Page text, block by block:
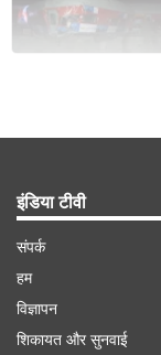
इंडिया टीवी
संपर्क
हम
विज्ञापन
शिकायत और सुनवाई